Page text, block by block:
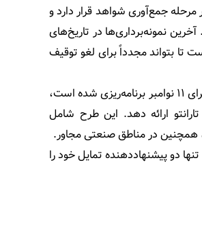
شد، همچنان در مرحله جمع‌آوری شواهد قرار دارد و
نیست. آخرین نمونه‌برداری‌ها در تاریخ‌های
تا بتواند مجدداً برای لغو توقیف
“آدولفو اورسو”، وزیر صنایع و تولید ایتالیا، اعلام کرد که دولت در نشست با اتحادیه‌های کارگری که برای ۱۱ نوامبر برنامه‌ریزی شده است،
ارائه دهد. این طرح شامل
همچنین در مناطق صنعتی مجاور.
بود، اما تنها دو پیشنهاددهنده تمایل خود را